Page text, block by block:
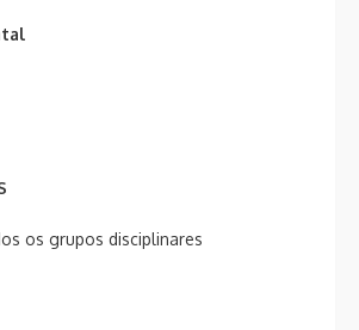
os grupos disciplinares